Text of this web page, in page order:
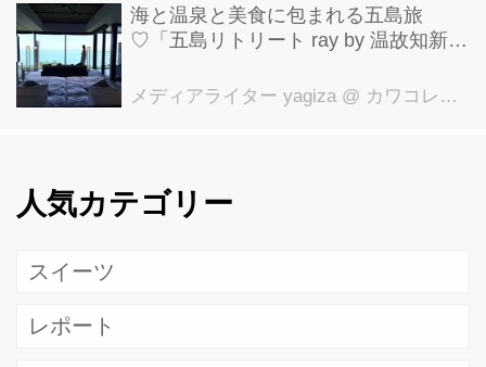
海と温泉と美食に包まれる五島旅
♡「五島リトリート ray by 温故知新」
メディアライター yagiza @ カワコレメディア編集部
人気カテゴリー
スイーツ
レポート